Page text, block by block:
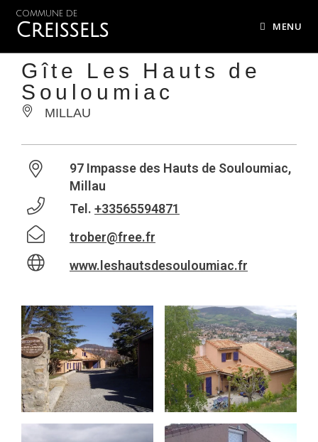
COMMUNE DE
Creissels MENU
Gîte Les Hauts de
Souloumiac
MILLAU
97 Impasse des Hauts de Souloumiac,
Millau
Tel. +33565594871
trober@free.fr
www.leshautsdesouloumiac.fr